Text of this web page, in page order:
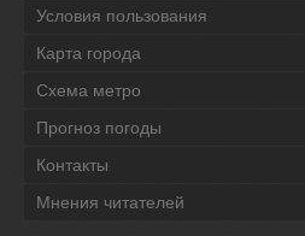
Условия пользования
Карта города
Схема метро
Прогноз погоды
Контакты
Мнения читателей